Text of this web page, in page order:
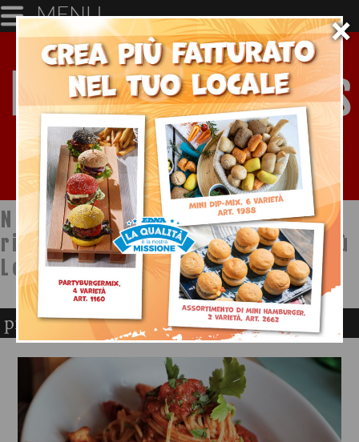
×
MENU
Notizie dal mondo della
ristorazione a cura di Ristopiù
Lombardia SpA
promo ristorazione